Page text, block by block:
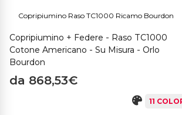
Copripiumino Raso TC1000 Ricamo Bourdon
Copripiumino + Federe - Raso TC1000
Cotone Americano - Su Misura - Orlo
Bourdon
da 868,53€
11